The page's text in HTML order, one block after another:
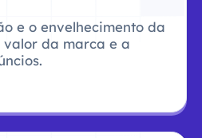
e o envelhecimento da
da marca e a